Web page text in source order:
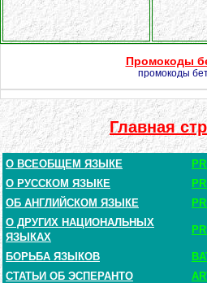
Промокоды
промокоды
Главная
О ВСЕОБЩЕМ ЯЗЫКЕ
О РУССКОМ ЯЗЫКЕ
ОБ АНГЛИЙСКОМ ЯЗЫКЕ
О ДРУГИХ НАЦИОНАЛЬНЫХ
ЯЗЫКАХ
БОРЬБА ЯЗЫКОВ
СТАТЬИ ОБ ЭСПЕРАНТО